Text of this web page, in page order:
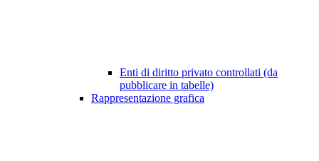
Enti di diritto privato controllati (da
pubblicare in tabelle)
Rappresentazione grafica